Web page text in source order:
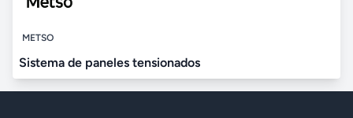
METSO
Sistema de paneles tensionados